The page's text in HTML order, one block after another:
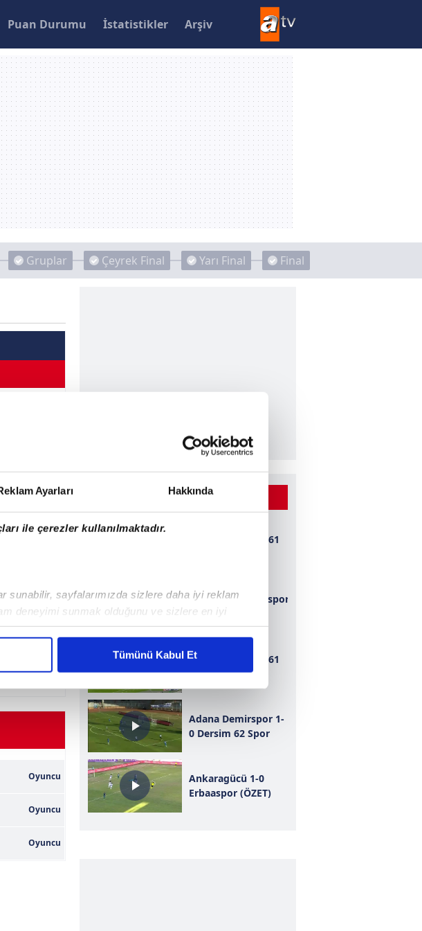
Ayarları Hakkında
ile çerezler kullanılmaktadır.
sayfalarımızda sizlere daha iyi reklam
deneyimi sunmak olduğunu ve sizlere en iyi
reklamların maliyetlerimizi karşılamak
üçüncü kişilere ait çerezler kullanılmaktadır. Bu
bilgi toplumu hizmetlerinin sunulması
ve kişiselleştirilmesi ve sizlere yönelik
rızanız dahilinde kullanılacaktır.
Çerezlere ilişkin detaylı bilgi için Ayarlar
Metnimizi okumak ve sitemizde ilgili
Tümünü Kabul Et
Puan Durumu İstatistikler Arşiv
Gruplar Çeyrek Final Yarı Final Final
Kart 0
Kart 0
Oyuncu
Oyuncu
Oyuncu
EN BEĞENİLEN VİDEOLAR
Bursaspor 1-0 1461
Kahramanmaraşspor
2-0 Konyaspor
Bursaspor 1-1 1461
Trabzon
Adana Demirspor 1-
0 Dersim 62 Spor
Ankaragücü 1-0
Erbaaspor (ÖZET)